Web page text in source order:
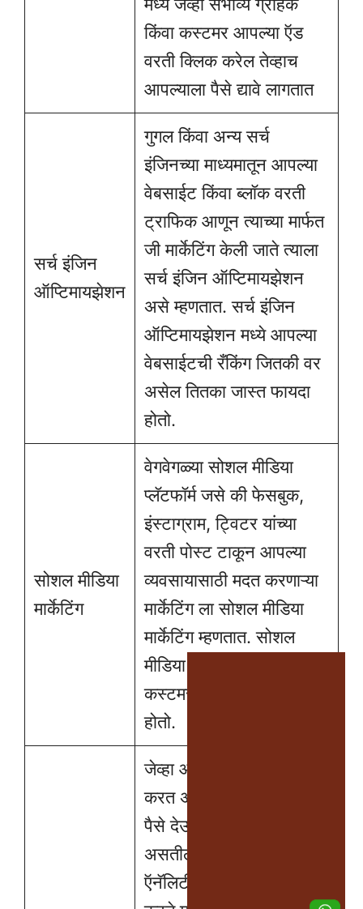
किंवा कस्टमर आपल्या ऍड
वरती क्लिक करेल तेव्हाच
आपल्याला पैसे द्यावे लागतात
सर्च इंजिन
ऑप्टिमायझेशन
गुगल किंवा अन्य सर्च
इंजिनच्या माध्यमातून आपल्या
वेबसाईट किंवा ब्लॉक वरती
ट्राफिक आणून त्याच्या मार्फत
जी मार्केटिंग केली जाते त्याला
सर्च इंजिन ऑप्टिमायझेशन
असे म्हणतात. सर्च इंजिन
ऑप्टिमायझेशन मध्ये आपल्या
वेबसाईटची रँकिंग जितकी वर
असेल तितका जास्त फायदा
होतो.
सोशल मीडिया
मार्केटिंग
वेगवेगळ्या सोशल मीडिया
प्लॅटफॉर्म जसे की फेसबुक,
इंस्टाग्राम, ट्विटर यांच्या
वरती पोस्ट टाकून आपल्या
व्यवसायासाठी मदत करणाऱ्या
मार्केटिंग ला सोशल मीडिया
मार्केटिंग म्हणतात. सोशल
मीडिया मार्केटिंग मुळे चांगले
कस्टमर मिळण्यास फायदा
होतो.
जेव्हा आपण डिजिटल मार्केटिंग
करत असतो तेव्हा जर आपण
पैसे देऊन एड्स लावलेले
असतील अशा वेळेस मार्केटिंग
ऍनॅलिटीस आपल्याला मदत